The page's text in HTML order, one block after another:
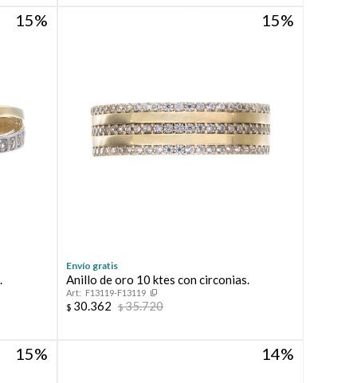
15 15
Envío gratis
Anillo de oro 10 ktes con circonias.
F13119-F13119
$ 30.362 $35.720
15 14